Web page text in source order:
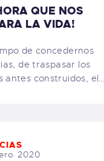
QUE NOS
LA VIDA!
de concedernos
de traspasar los
antes construidos, el…
2020